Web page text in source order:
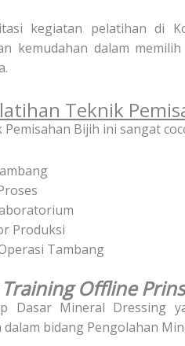
kegiatan pelatihan di
kemudahan dalam
Teknik
Bijih ini sangat
Produksi
Tambang
Offline
Dasar Mineral Dressing
bidang Pengolahan